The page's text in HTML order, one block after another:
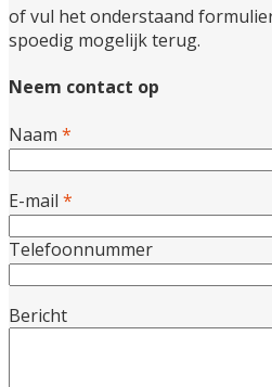
of vul het onderstaand
spoedig mogelijk terug.
Neem contact op
Naam *
E-mail *
Telefoonnummer
Bericht